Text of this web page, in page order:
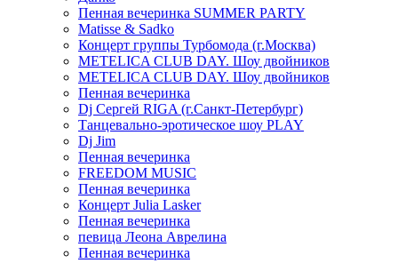
Пенная вечеринка SUMMER PARTY
Matisse & Sadko
Концерт группы Турбомода (г.Москва)
METELICA CLUB DAY. Шоу двойников
METELICA CLUB DAY. Шоу двойников
Пенная вечеринка
Dj Сергей RIGA (г.Санкт-Петербург)
Танцевально-эротическое шоу PLAY
Dj Jim
Пенная вечеринка
FREEDOM MUSIC
Пенная вечеринка
Концерт Julia Lasker
Пенная вечеринка
певица Леона Аврелина
Пенная вечеринка